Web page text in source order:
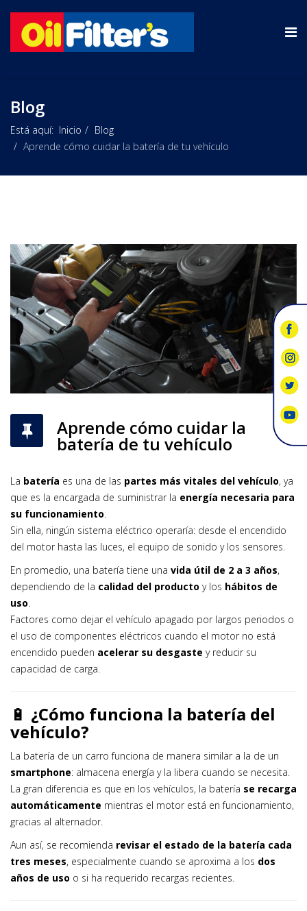
Blog
Está aquí: Inicio
Blog
Aprende cómo cuidar la batería de tu vehículo
Aprende cómo cuidar la
batería de tu vehículo
La batería es una de las partes más vitales del vehículo, ya
que es la encargada de suministrar la energía necesaria para
su funcionamiento.
Sin ella, ningún sistema eléctrico operaría: desde el encendido
del motor hasta las luces, el equipo de sonido y los sensores.
En promedio, una batería tiene una vida útil de 2 a 3 años,
dependiendo de la calidad del producto y los hábitos de
uso.
Factores como dejar el vehículo apagado por largos periodos o
el uso de componentes eléctricos cuando el motor no está
encendido pueden acelerar su desgaste y reducir su
capacidad de carga.
🔋 ¿Cómo funciona la batería del
vehículo?
La batería de un carro funciona de manera similar a la de un
smartphone: almacena energía y la libera cuando se necesita.
La gran diferencia es que en los vehículos, la batería se recarga
automáticamente mientras el motor está en funcionamiento,
gracias al alternador.
Aun así, se recomienda revisar el estado de la batería cada
tres meses, especialmente cuando se aproxima a los dos
años de uso o si ha requerido recargas recientes.